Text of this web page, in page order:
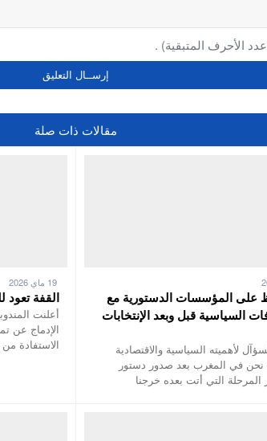
الأحرف المتبقية) .
مقالات ذات صلة
على المؤسسات الدستورية مع
السياسية قبل وبعد الإنتخابات
لأهميته السياسية والاقتصادية
نحن في المغرب بعد صدور دستور
القفة
أعلنت
الإدماج عن
الاستفادة